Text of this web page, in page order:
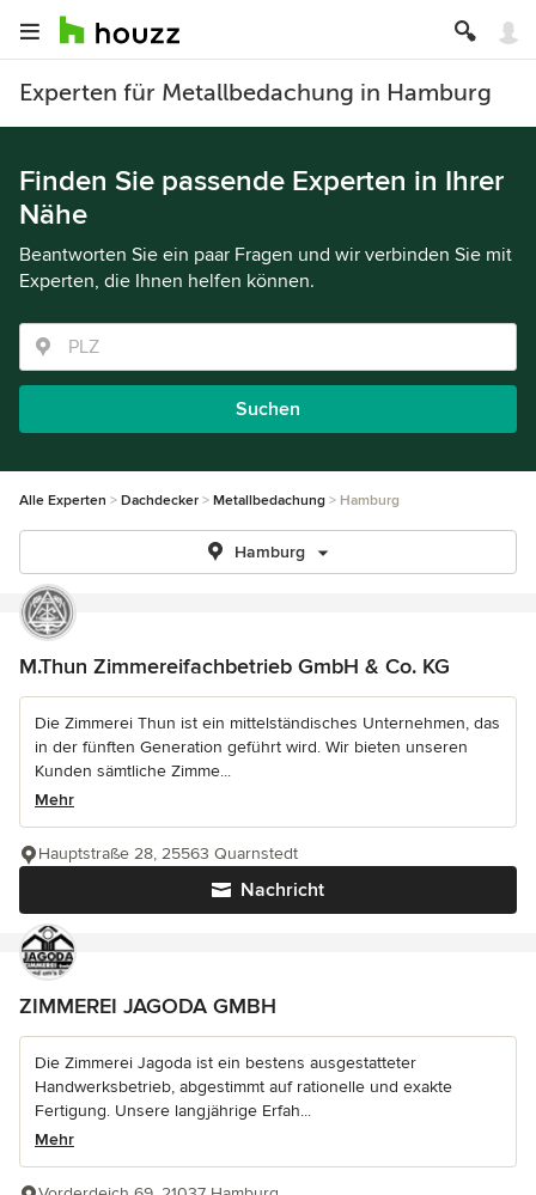
Experten für Metallbedachung in Hamburg
Finden Sie passende Experten in Ihrer
Nähe
Beantworten Sie ein paar Fragen und wir verbinden Sie mit
Experten, die Ihnen helfen können.
Suchen
Alle Experten Dachdecker Metallbedachung Hamburg
Hamburg
M.Thun Zimmereifachbetrieb GmbH & Co. KG
Die Zimmerei Thun ist ein mittelständisches Unternehmen, das
in der fünften Generation geführt wird. Wir bieten unseren
Kunden sämtliche Zimme...
Mehr
Nachricht
Hauptstraße 28, 25563 Quarnstedt
ZIMMEREI JAGODA GMBH
Die Zimmerei Jagoda ist ein bestens ausgestatteter
Handwerksbetrieb, abgestimmt auf rationelle und exakte
Fertigung. Unsere langjährige Erfah...
Mehr